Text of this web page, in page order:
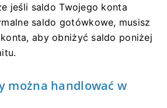
jeśli saldo Twojego konta
saldo gotówkowe, musisz
aby obniżyć saldo poniżej
można handlować w